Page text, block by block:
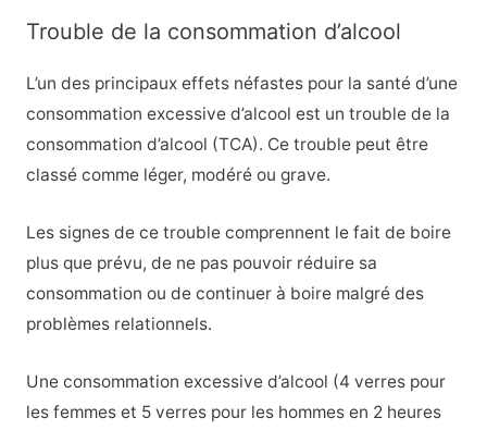
Trouble de la consommation d’alcool
L’un des principaux effets néfastes pour la santé d’une
consommation excessive d’alcool est un trouble de la
consommation d’alcool (TCA). Ce trouble peut être
classé comme léger, modéré ou grave.
Les signes de ce trouble comprennent le fait de boire
plus que prévu, de ne pas pouvoir réduire sa
consommation ou de continuer à boire malgré des
problèmes relationnels.
Une consommation excessive d’alcool (4 verres pour
les femmes et 5 verres pour les hommes en 2 heures